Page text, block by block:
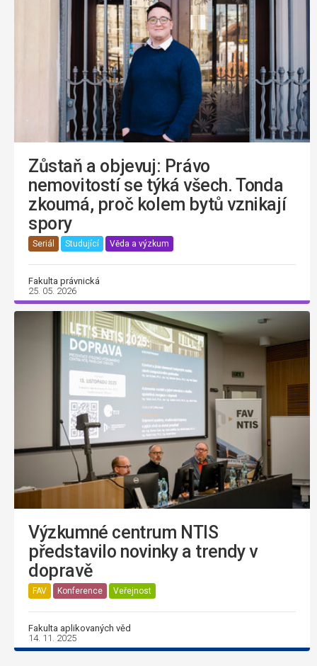
Zůstaň a objevuj: Právo
nemovitostí se týká všech. Tonda
zkoumá, proč kolem bytů vznikají
spory
Seriál Studující Věda a výzkum
Fakulta právnická
25. 05. 2026
Výzkumné centrum NTIS
představilo novinky a trendy v
dopravě
FAV Konference Veřejnost
Fakulta aplikovaných věd
14. 11. 2025